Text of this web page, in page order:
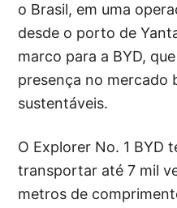
o Brasil, em uma
desde o porto de
marco para a BYD,
presença no mercado
sustentáveis.
O Explorer No. 1 BYD
transportar até 7 mil
metros de